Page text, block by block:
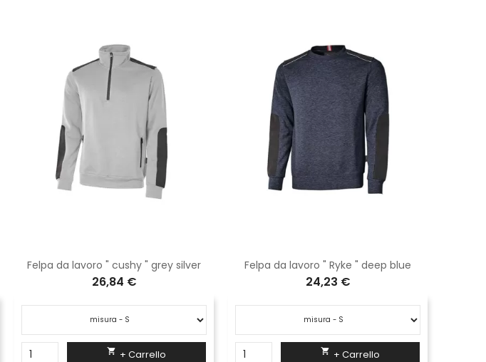
Felpa da lavoro " cushy " grey silver
26,84 €
 + Carrello
Felpa da lavoro " Ryke " deep blue
24,23 €
 + Carrello